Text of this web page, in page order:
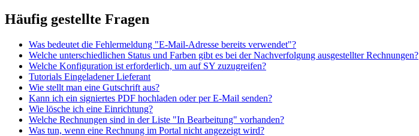
Häufig gestellte Fragen
Was bedeutet die Fehlermeldung "E-Mail-Adresse bereits verwendet"?
Welche unterschiedlichen Status und Farben gibt es bei der Nachverfolgung ausgestellter Rechnungen?
Welche Konfiguration ist erforderlich, um auf SY zuzugreifen?
Tutorials Eingeladener Lieferant
Wie stellt man eine Gutschrift aus?
Kann ich ein signiertes PDF hochladen oder per E-Mail senden?
Wie lösche ich eine Einrichtung?
Welche Rechnungen sind in der Liste "In Bearbeitung" vorhanden?
Was tun, wenn eine Rechnung im Portal nicht angezeigt wird?